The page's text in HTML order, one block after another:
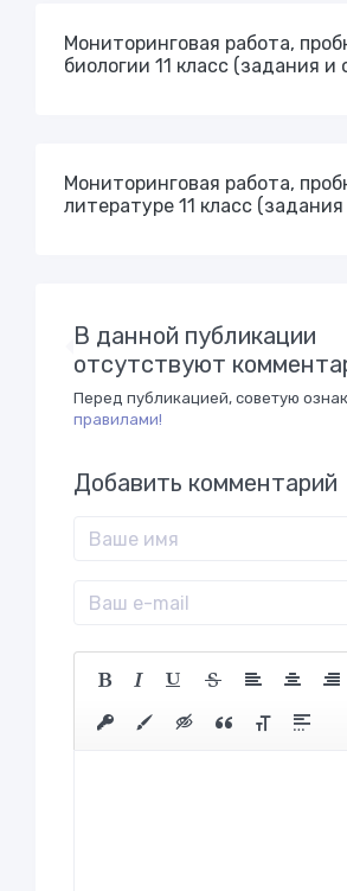
Мониторинговая работа,
биологии 11 класс (задания и
Мониторинговая работа,
литературе 11 класс
В данной публикации
отсутствуют
Перед публикацией, советую
правилами!
Добавить комментарий